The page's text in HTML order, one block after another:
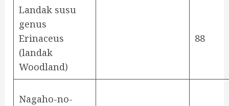
Landak susu
genus
Erinaceus
(landak
Woodland)
88
Nagaho-no-